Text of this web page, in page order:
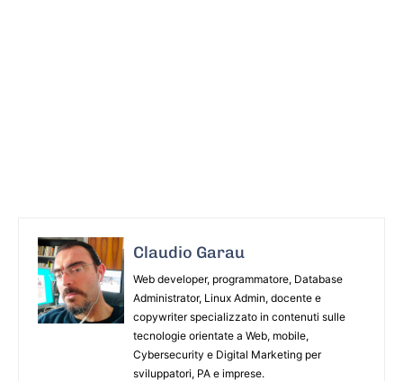
Claudio Garau
Web developer, programmatore, Database
Administrator, Linux Admin, docente e
copywriter specializzato in contenuti sulle
tecnologie orientate a Web, mobile,
Cybersecurity e Digital Marketing per
sviluppatori, PA e imprese.